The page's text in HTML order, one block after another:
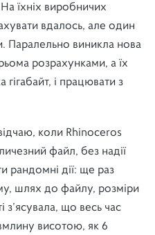
їхніх виробничих
вдалось, але один
Паралельно виникла нова
розрахунками, а їх
і працювати з
коли Rhinoceros
файл, без надії
рандомні дії: ще раз
шлях до файлу, розміри
з’ясувала, що весь час
висотою, як 6